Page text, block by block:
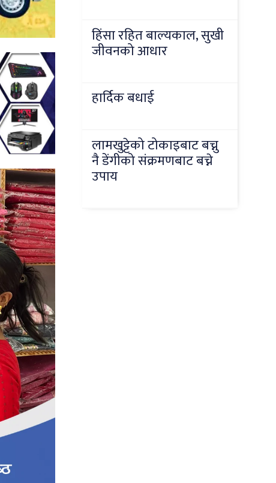
हिंसा रहित बाल्यकाल, सुखी
जीवनको आधार
हार्दिक बधाई
लामखुट्टेको टोकाइबाट बच्नु
नै डेंगीको संक्रमणबाट बच्ने
उपाय